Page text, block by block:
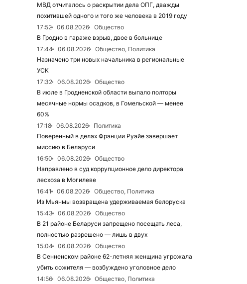
МВД отчиталось о раскрытии дела ОПГ, дважды
похитившей одного и того же человека в 2019 году
17:52
06.08.2026
Общество
В Гродно в гараже взрыв, двое в больнице
17:44
06.08.2026
Общество, Политика
Назначено три новых начальника в региональные
УСК
17:32
06.08.2026
Общество
В июле в Гродненской области выпало полторы
месячные нормы осадков, в Гомельской — менее
60%
17:18
06.08.2026
Политика
Поверенный в делах Франции Руайе завершает
миссию в Беларуси
16:50
06.08.2026
Общество
Направлено в суд коррупционное дело директора
лесхоза в Могилеве
16:41
06.08.2026
Общество, Политика
Из Мьянмы возвращена удерживаемая белоруска
15:43
06.08.2026
Общество
В 21 районе Беларуси запрещено посещать леса,
полностью разрешено — лишь в двух
15:04
06.08.2026
Общество
В Сенненском районе 62-летняя женщина угрожала
убить сожителя — возбуждено уголовное дело
14:56
06.08.2026
Общество, Политика